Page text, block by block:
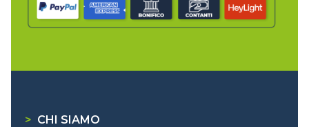
> CHI SIAMO